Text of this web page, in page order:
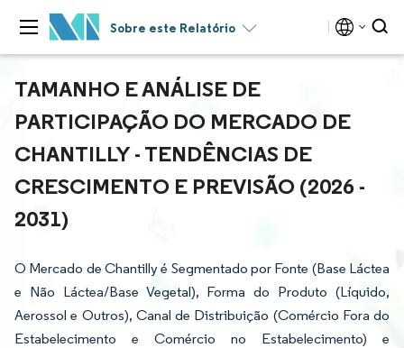
Sobre este Relatório
TAMANHO E ANÁLISE DE
PARTICIPAÇÃO DO MERCADO DE
CHANTILLY - TENDÊNCIAS DE
CRESCIMENTO E PREVISÃO (2026 -
2031)
O Mercado de Chantilly é Segmentado por Fonte (Base Láctea
e Não Láctea/Base Vegetal), Forma do Produto (Líquido,
Aerossol e Outros), Canal de Distribuição (Comércio Fora do
Estabelecimento e Comércio no Estabelecimento) e